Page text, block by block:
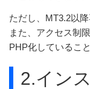
ただし、MT3.2以
また、アクセス制
PHP化しているこ
2.イン